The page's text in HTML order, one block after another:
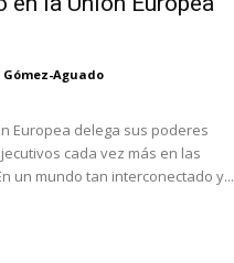
Aguado
Europea delega sus poderes
cada vez más en las
un mundo tan interconectado y...